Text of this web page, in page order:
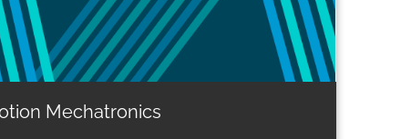
Mechatronics